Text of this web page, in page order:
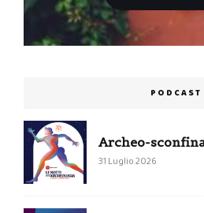
PODCAST
Archeo-
31 Luglio 2026